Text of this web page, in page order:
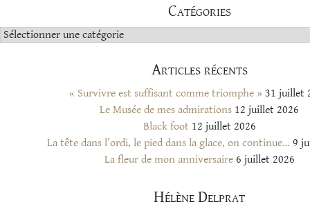
Catégories
Catégories
Articles récents
« Survivre est suffisant comme triomphe » 31 juillet
Le Musée de mes admirations 12 juillet 2026
Black foot 12 juillet 2026
La tête dans l’ordi, le pied dans la glace, on continue… 9
La fleur de mon anniversaire 6 juillet 2026
Hélène Delprat